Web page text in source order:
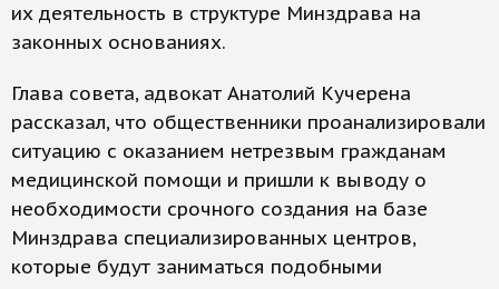
их деятельность в структуре Минздрава на
законных основаниях.
Глава совета, адвокат Анатолий Кучерена
рассказал, что общественники проанализировали
ситуацию с оказанием нетрезвым гражданам
медицинской помощи и пришли к выводу о
необходимости срочного создания на базе
Минздрава специализированных центров,
которые будут заниматься подобными